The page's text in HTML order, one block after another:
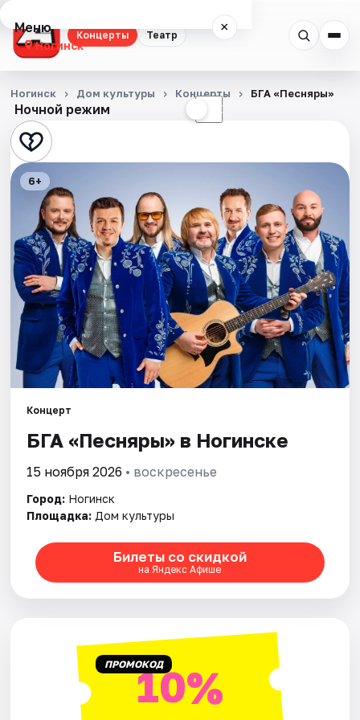
Концерты Театр
Меню ×
Ногинск
Концерты
Театр
Города
Площадки
Артисты
Рейтинги
Ночной режим ☾
Ногинск Дом культуры Концерты БГА «Песняры»
6+
Концерт
БГА «Песняры» в Ногинске
15 ноября 2026 • воскресенье
Город: Ногинск
Площадка: Дом культуры
Билеты со скидкой
на Яндекс Афише
ПРОМОКОД10%